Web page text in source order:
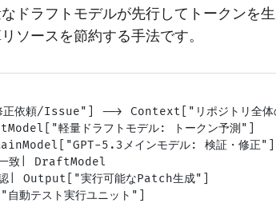
ドラフトモデルが先行してトークンを
ソースを節約する手法です。
依頼/Issue"] --> Context["リポジトリ全体の
軽量ドラフトモデル: トークン予測"]
5.3メインモデル: 検証・修正"]
致| DraftModel
Output["実行可能なPatch生成"]